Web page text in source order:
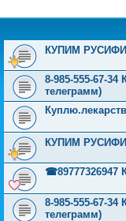
КУПИМ
8-985-555-67-
телеграмм)
КУПИМ
8-985-555-67-
телеграмм)